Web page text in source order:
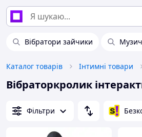
Вібратори зайчики
Каталог товарів Інтимні товари
Вібраторкролик
Фільтри